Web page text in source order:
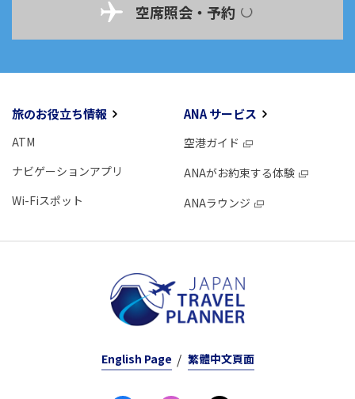
空席照会・予約
旅のお役立ち情報
ATM
ナビゲーションアプリ
Wi-Fiスポット
ANA サービス
空港ガイド
ANAがお約束する体験
ANAラウンジ
English Page 繁體中文頁面